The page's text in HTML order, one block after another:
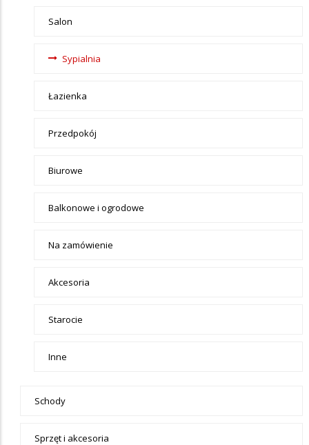
Salon
Sypialnia
Łazienka
Przedpokój
Biurowe
Balkonowe i ogrodowe
Na zamówienie
Akcesoria
Starocie
Inne
Schody
Sprzęt i akcesoria